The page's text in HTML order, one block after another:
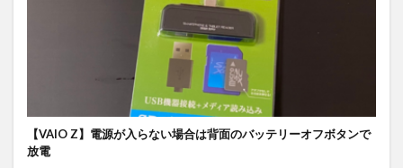
【VAIO Z】電源が入らない場合は背面のバッテリーオフボタンで
放電